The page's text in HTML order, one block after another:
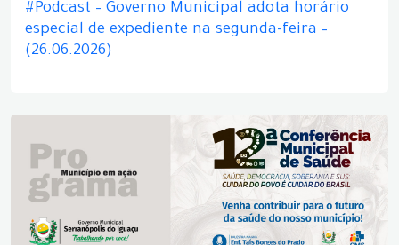
#Podcast – Governo Municipal adota horário
especial de expediente na segunda-feira –
(26.06.2026)